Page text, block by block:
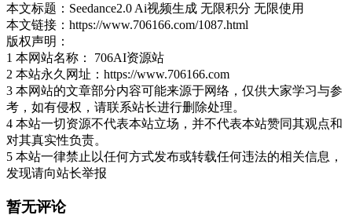
本文标题：Seedance2.0 Ai视频生成 无限积分 无限使用
本文链接：https://www.706166.com/1087.html
版权声明：
1 本网站名称： 706AI资源站
2 本站永久网址：https://www.706166.com
3 本网站的文章部分内容可能来源于网络，仅供大家学习与参
考，如有侵权，请联系站长进行删除处理。
4 本站一切资源不代表本站立场，并不代表本站赞同其观点和
对其真实性负责。
5 本站一律禁止以任何方式发布或转载任何违法的相关信息，
发现请向站长举报
暂无评论